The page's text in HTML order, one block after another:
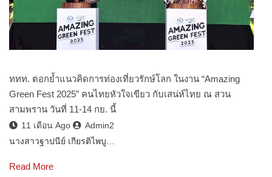
ททท. ตอกย้ำแนวคิดการท่องเที่ยวรักษ์โลก ในงาน “Amazing
Green Fest 2025” คนไทยหัวใจเขียว กับเสน่ห์ไทย ณ สวน
สามพราน วันที่ 11-14 กย. นี้
11 เดือน Ago
Admin2
นางสาวฐาปนีย์ เกียรติไพบู…
Read More